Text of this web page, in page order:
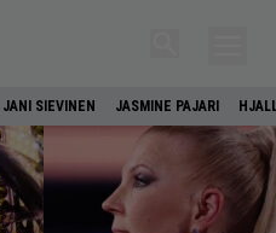
JANI SIEVINEN JASMINE PAJARI